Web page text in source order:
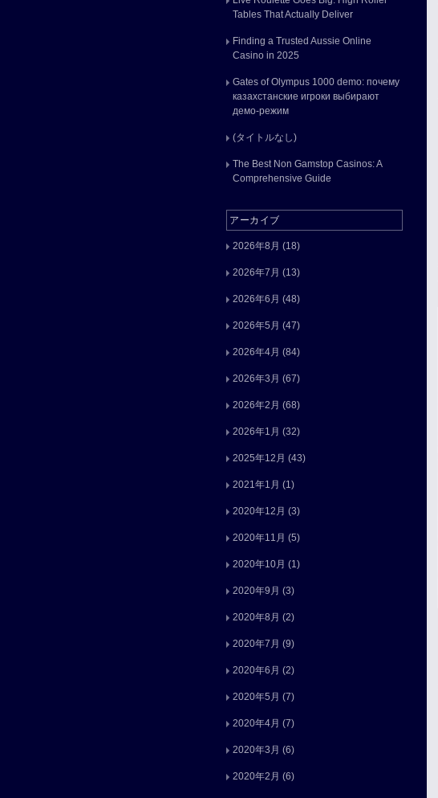
Tables That Actually Deliver
Finding a Trusted Aussie Online
Casino in 2025
Gates of Olympus 1000 demo: почему
казахстанские игроки выбирают
демо-режим
(タイトルなし)
The Best Non Gamstop Casinos: A
Comprehensive Guide
アーカイブ
2026年8月 (18)
2026年7月 (13)
2026年6月 (48)
2026年5月 (47)
2026年4月 (84)
2026年3月 (67)
2026年2月 (68)
2026年1月 (32)
2025年12月 (43)
2021年1月 (1)
2020年12月 (3)
2020年11月 (5)
2020年10月 (1)
2020年9月 (3)
2020年8月 (2)
2020年7月 (9)
2020年6月 (2)
2020年5月 (7)
2020年4月 (7)
2020年3月 (6)
2020年2月 (6)